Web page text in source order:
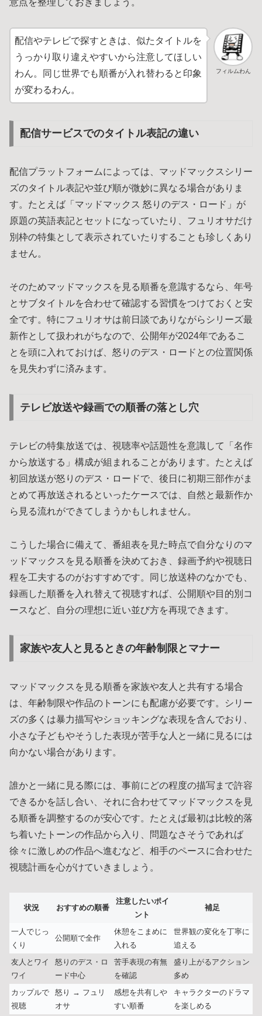
意点を整理しておきましょう。
フィルムわん
配信やテレビで探すときは、似たタイトルを
うっかり取り違えやすいから注意してほしい
わん。同じ世界でも順番が入れ替わると印象
が変わるわん。
配信サービスでのタイトル表記の違い
配信プラットフォームによっては、マッドマックスシリー
ズのタイトル表記や並び順が微妙に異なる場合がありま
す。たとえば「マッドマックス 怒りのデス・ロード」が
原題の英語表記とセットになっていたり、フュリオサだけ
別枠の特集として表示されていたりすることも珍しくあり
ません。
そのためマッドマックスを見る順番を意識するなら、年号
とサブタイトルを合わせて確認する習慣をつけておくと安
全です。特にフュリオサは前日談でありながらシリーズ最
新作として扱われがちなので、公開年が2024年であるこ
とを頭に入れておけば、怒りのデス・ロードとの位置関係
を見失わずに済みます。
テレビ放送や録画での順番の落とし穴
テレビの特集放送では、視聴率や話題性を意識して「名作
から放送する」構成が組まれることがあります。たとえば
初回放送が怒りのデス・ロードで、後日に初期三部作がま
とめて再放送されるといったケースでは、自然と最新作か
ら見る流れができてしまうかもしれません。
こうした場合に備えて、番組表を見た時点で自分なりのマ
ッドマックスを見る順番を決めておき、録画予約や視聴日
程を工夫するのがおすすめです。同じ放送枠のなかでも、
録画した順番を入れ替えて視聴すれば、公開順や目的別コ
ースなど、自分の理想に近い並び方を再現できます。
家族や友人と見るときの年齢制限とマナー
マッドマックスを見る順番を家族や友人と共有する場合
は、年齢制限や作品のトーンにも配慮が必要です。シリー
ズの多くは暴力描写やショッキングな表現を含んでおり、
小さな子どもやそうした表現が苦手な人と一緒に見るには
向かない場合があります。
誰かと一緒に見る際には、事前にどの程度の描写まで許容
できるかを話し合い、それに合わせてマッドマックスを見
る順番を調整するのが安心です。たとえば最初は比較的落
ち着いたトーンの作品から入り、問題なさそうであれば
徐々に激しめの作品へ進むなど、相手のペースに合わせた
視聴計画を心がけていきましょう。
状況 おすすめの順番
注意したいポイ
ント
補足
一人でじっ
くり
公開順で全作
休憩をこまめに
入れる
世界観の変化を丁寧に
追える
友人とワイ
ワイ
怒りのデス・ロ
ード中心
苦手表現の有無
を確認
盛り上がるアクション
多め
カップルで
視聴
怒り → フュリ
オサ
感想を共有しや
すい順番
キャラクターのドラマ
を楽しめる